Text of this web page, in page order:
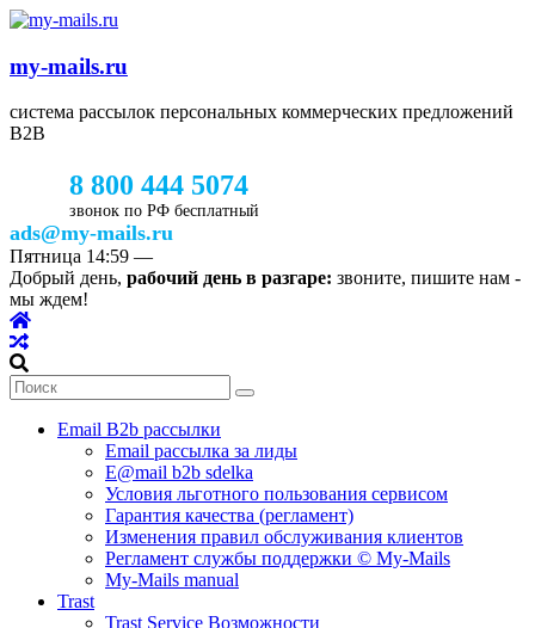
my-mails.ru
система рассылок персональных коммерческих предложений
B2B
8 800 444 5074
звонок по РФ бесплатный
ads@my-mails.ru
Пятница 14:59 —
Добрый день, рабочий день в разгаре: звоните, пишите нам -
мы ждем!
Email B2b рассылки
Email рассылка за лиды
E@mail b2b sdelka
Условия льготного пользования сервисом
Гарантия качества (регламент)
Изменения правил обслуживания клиентов
Регламент службы поддержки © My-Mails
My-Mails manual
Trast
Trast Service Возможности